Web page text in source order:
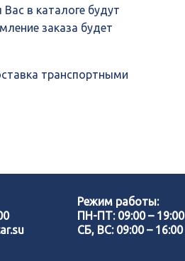
в каталоге будут
заказа будет
транспортными
Режим работы:
ПН-ПТ: 09:00 – 19:00
СБ, ВС: 09:00 – 16:00